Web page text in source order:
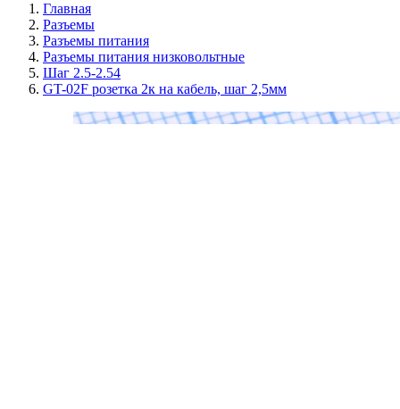
Главная
Разъемы
Разъемы питания
Разъемы питания низковольтные
Шаг 2.5-2.54
GT-02F розетка 2к на кабель, шаг 2,5мм